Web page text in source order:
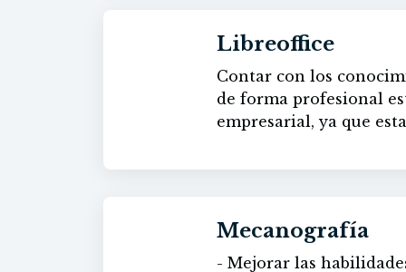
Libreoffice
Contar con los
de forma profesional
empresarial, ya que
Mecanografía
- Mejorar las habilidades en el